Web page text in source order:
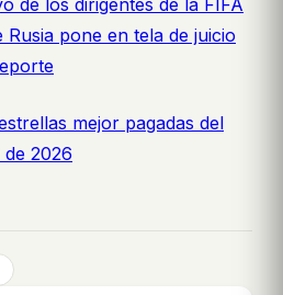
de los dirigentes de la FIFA
pone en tela de juicio
mejor pagadas del
2026